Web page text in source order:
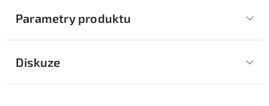
Parametry produktu
Diskuze